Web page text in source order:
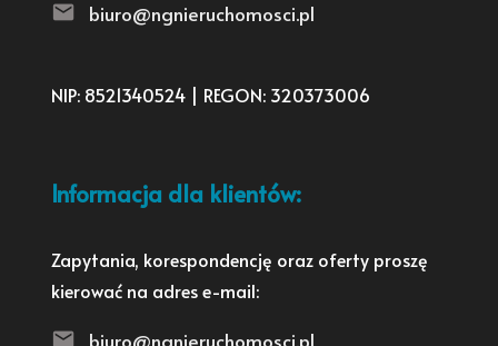
biuro@ngnieruchomosci.pl
NIP: 8521340524 | REGON: 320373006
Informacja dla klientów:
Zapytania, korespondencję oraz oferty proszę
kierować na adres e-mail:
biuro@ngnieruchomosci.pl